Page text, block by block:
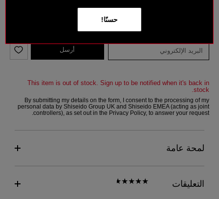
حسنًا!
أرسل
This item is out of stock. Sign up to be notified when it's back in
stock.
By submitting my details on the form, I consent to the processing of my
personal data by Shiseido Group UK and Shiseido EMEA (acting as joint
controllers), as set out in the Privacy Policy, to answer your request.
لمحة عامة
التعليقات